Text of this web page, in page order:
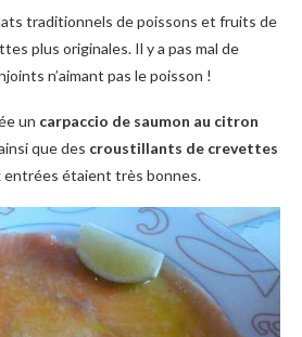
traditionnels de poissons et fruits de
plus originales. Il y a pas mal de
n’aimant pas le poisson !
un carpaccio de saumon au citron
que des croustillants de crevettes
entrées étaient très bonnes.